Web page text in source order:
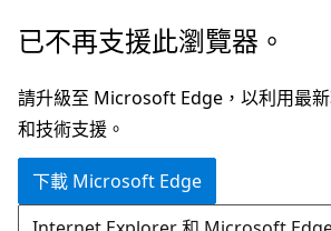
跳
主
要
內
已不再支援此瀏覽器。
請升級至 Microsoft Edge，以利用最
和技術支援。
下載 Microsoft Edge